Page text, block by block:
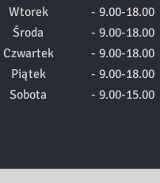
Wtorek
Środa
Czwartek
Piątek
Sobota
- 9.00-18.00
- 9.00-18.00
- 9.00-18.00
- 9.00-18.00
- 9.00-15.00